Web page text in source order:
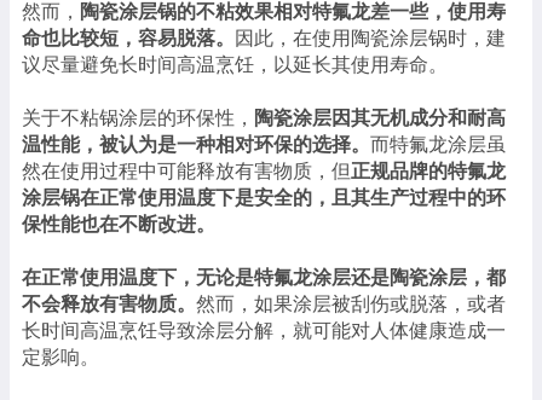
然而， 陶瓷涂层锅的不粘效果相对特氟龙差一些，使用寿
命也比较短，容易脱落。
因此，在使用陶瓷涂层锅时，建
议尽量避免长时间高温烹饪，以延长其使用寿命。
关于不粘锅涂层的环保性， 陶瓷涂层因其无机成分和耐高
温性能，被认为是一种相对环保的选择。 而特氟龙涂层虽
然在使用过程中可能释放有害物质，但正规品牌的特氟龙
涂层锅在正常使用温度下是安全的，且其生产过程中的环
保性能也在不断改进。
在正常使用温度下，无论是特氟龙涂层还是陶瓷涂层，都
不会释放有害物质。 然而，如果涂层被刮伤或脱落，或者
长时间高温烹饪导致涂层分解，就可能对人体健康造成一
定影响。